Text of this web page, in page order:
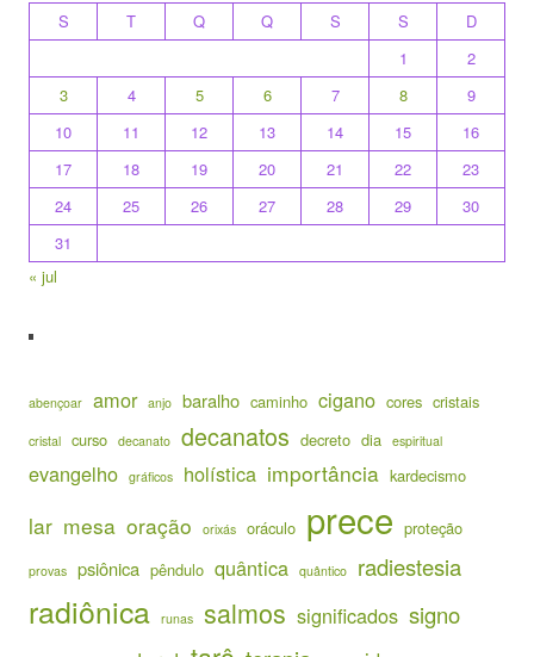
S
T Q Q S S
D
1
2
3
4 5 6 7 8
9
10
11 12 13 14 15
16
17
18 19 20 21 22
23
24
25 26 27 28 29
30
31
« jul
abençoar amor anjo baralho caminho cigano cores cristais
cristal curso decanato decanatos decreto dia espiritual
evangelho gráficos holística importância kardecismo
lar mesa oração orixás oráculo prece proteção
provas psiônica pêndulo quântica quântico radiestesia
radiônica runas salmos significados signo